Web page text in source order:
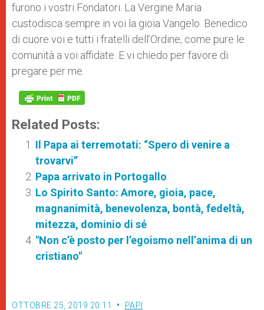
furono i vostri Fondatori. La Vergine Maria
custodisca sempre in voi la gioia Vangelo. Benedico
di cuore voi e tutti i fratelli dell’Ordine, come pure le
comunità a voi affidate. E vi chiedo per favore di
pregare per me.
Related Posts:
Il Papa ai terremotati: “Spero di venire a
trovarvi”
Papa arrivato in Portogallo
Lo Spirito Santo: Amore, gioia, pace,
magnanimità, benevolenza, bontà, fedeltà,
mitezza, dominio di sé
"Non c’è posto per l’egoismo nell’anima di un
cristiano"
OTTOBRE 25, 2019 20:11 PAPI